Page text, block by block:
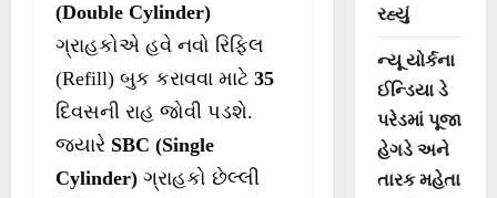
(Double Cylinder)
ગ્રાહકોએ હવે નવો રિફિલ
(Refill) બુક કરાવવા માટે 35
દિવસની રાહ જોવી પડશે.
જ્યારે SBC (Single
Cylinder) ગ્રાહકો છેલ્લી
રહ્યું
ન્યૂ યોર્કના
ઈન્ડિયા ડે
પરેડમાં પૂજા
હેગડે અને
તારક મહેતા